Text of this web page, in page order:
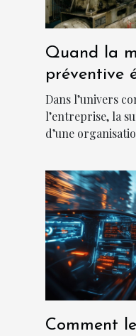
Quand la
préventive
catastrophe
Dans l’univers
l’entreprise, la
d’une
Comment